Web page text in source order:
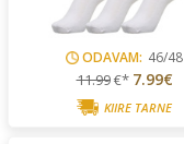
ODAVAM: 46/48
11.99€* 7.99€
KIIRE TARNE